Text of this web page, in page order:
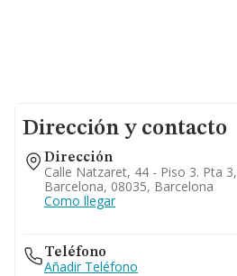
Dirección y contacto
Dirección
Calle Natzaret, 44 - Piso 3. Pta 3,
Barcelona, 08035, Barcelona
Como llegar
Teléfono
Añadir Teléfono